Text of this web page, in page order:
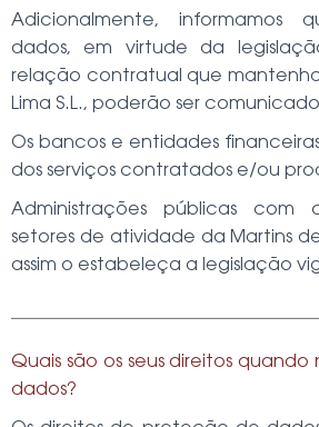
Adicionalmente, informamos
dados, em virtude da
relação contratual que
Lima S.L., poderão ser
Os bancos e entidades
dos serviços contratados e/ou
Administrações públicas com
setores de atividade daMartins
assim o estabeleça a legislação
Quais são os seus direitos quando
dados?